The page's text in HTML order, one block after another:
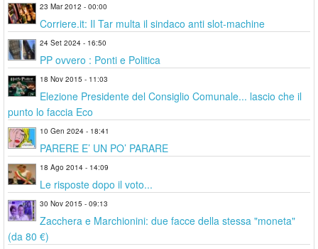
23 Mar 2012 - 00:00
Corriere.it: Il Tar multa il sindaco anti slot-machine
24 Set 2024 - 16:50
PP ovvero : Ponti e Politica
18 Nov 2015 - 11:03
Elezione Presidente del Consiglio Comunale... lascio che il
punto lo faccia Eco
10 Gen 2024 - 18:41
PARERE E’ UN PO’ PARARE
18 Ago 2014 - 14:09
Le risposte dopo il voto...
30 Nov 2015 - 09:13
Zacchera e Marchionini: due facce della stessa "moneta"
(da 80 €)